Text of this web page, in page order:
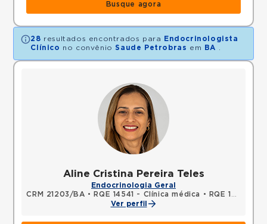
Busque agora
28 resultados encontrados para
Endocrinologista
Clínico no convênio Saude Petrobras em BA
Aline Cristina Pereira Teles
Endocrinologia Geral
CRM 21203/BA • RQE 14541 - Clínica médica •
RQE 14542 - Endocrinologia e metabologia
Ver perfil